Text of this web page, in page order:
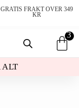
GRATIS FRAKT OVER 349
KR
3
ALT